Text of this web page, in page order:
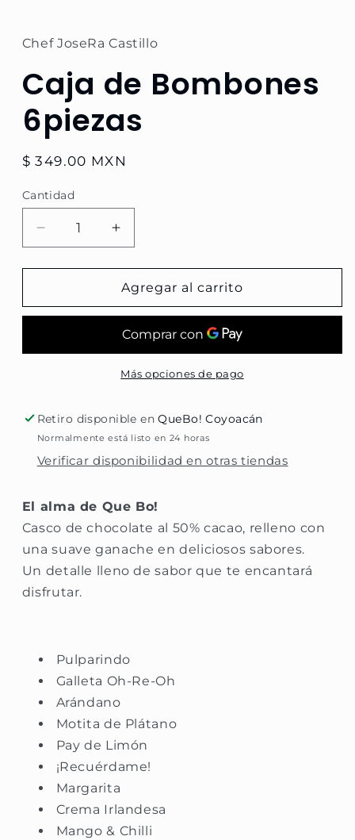
ventana
modal
Chef JoseRa Castillo
Caja de Bombones
6piezas
Precio
$ 349.00 MXN
Cantidad
Reducir
cantidad
para
de
Aumentar
cantidad
para
Caja
de
6piezas
Agregar al carrito
Más opciones de pago
Retiro disponible enQueBo! Coyoacán
Normalmente está listo en 24 horas
Verificar disponibilidad en otras tiendas
El alma de Que Bo!
Casco de chocolate al 50% cacao, relleno con
una suave ganache en deliciosos sabores.
Un detalle lleno de sabor que te encantará
disfrutar.
Pulparindo
Galleta Oh-Re-Oh
Arándano
Motita de Plátano
Pay de Limón
¡Recuérdame!
Margarita
Crema Irlandesa
Mango & Chilli